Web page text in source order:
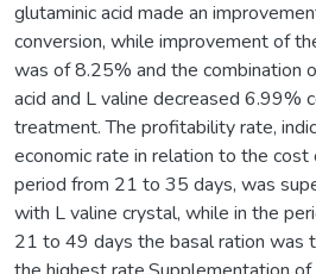
glutaminic acid made an
conversion, while improvement of
was of 8.25% and the combination
acid and L valine decreased 6.99%
treatment. The profitability rate,
economic rate in relation to the cost
period from 21 to 35 days, was
with L valine crystal, while in the
21 to 49 days the basal ration was